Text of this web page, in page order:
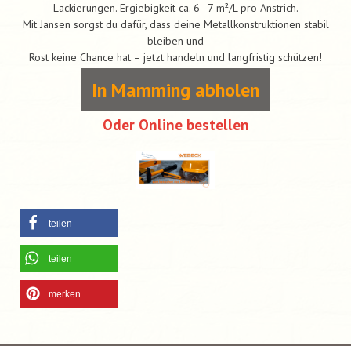
Lackierungen. Ergiebigkeit ca. 6–7 m²/L pro Anstrich.
Mit Jansen sorgst du dafür, dass deine Metallkonstruktionen stabil
bleiben und
Rost keine Chance hat – jetzt handeln und langfristig schützen!
In Mamming abholen
Oder Online bestellen
teilen
teilen
merken